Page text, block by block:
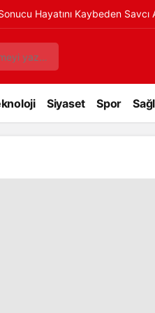
Hayatını Kaybeden
Siyaset Spor